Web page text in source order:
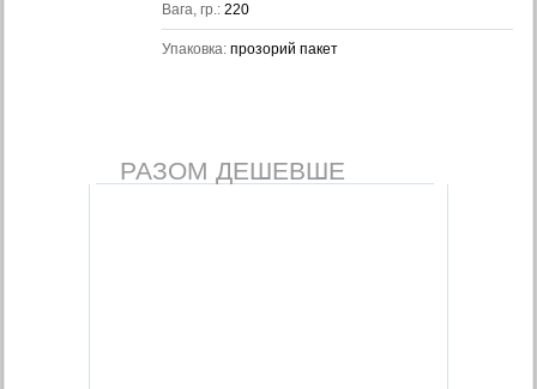
Вага, гр.: 220
Упаковка: прозорий пакет
РАЗОМ ДЕШЕВШЕ